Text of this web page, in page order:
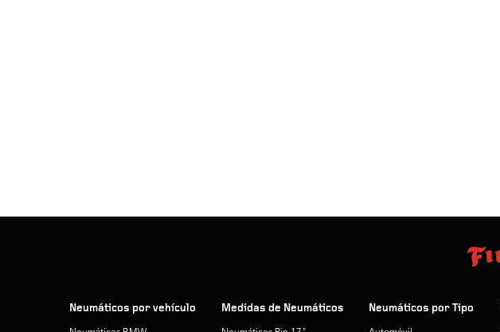
Neumáticos por vehículo Medidas de Neumáticos Neumáticos por Tipo